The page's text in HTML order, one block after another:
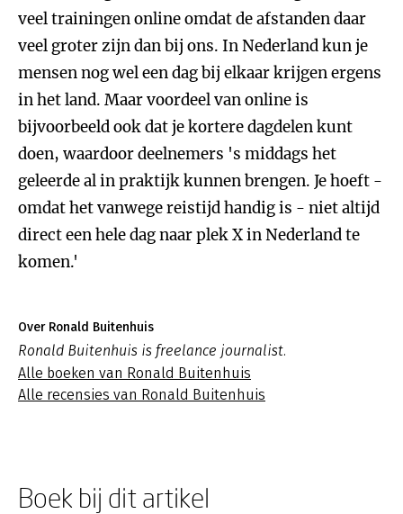
veel trainingen online omdat de afstanden daar
veel groter zijn dan bij ons. In Nederland kun je
mensen nog wel een dag bij elkaar krijgen ergens
in het land. Maar voordeel van online is
bijvoorbeeld ook dat je kortere dagdelen kunt
doen, waardoor deelnemers 's middags het
geleerde al in praktijk kunnen brengen. Je hoeft -
omdat het vanwege reistijd handig is - niet altijd
direct een hele dag naar plek X in Nederland te
komen.'
Over Ronald Buitenhuis
Ronald Buitenhuis is freelance journalist.
Alle boeken van Ronald Buitenhuis
Alle recensies van Ronald Buitenhuis
Boek bij dit artikel